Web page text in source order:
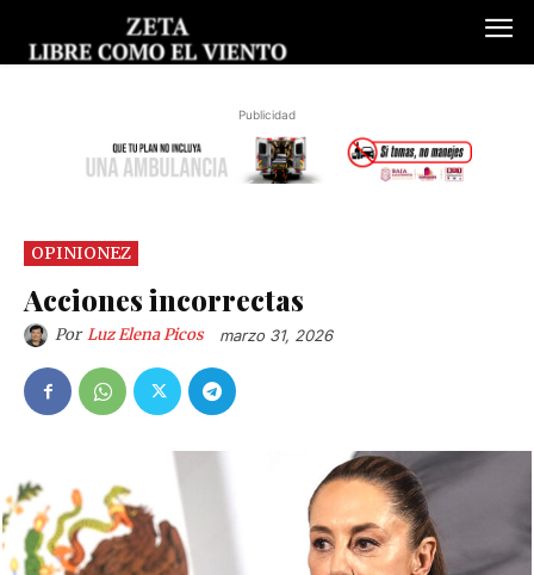
Publicidad
OPINIONEZ
Acciones incorrectas
Por Luz Elena Picos marzo 31, 2026